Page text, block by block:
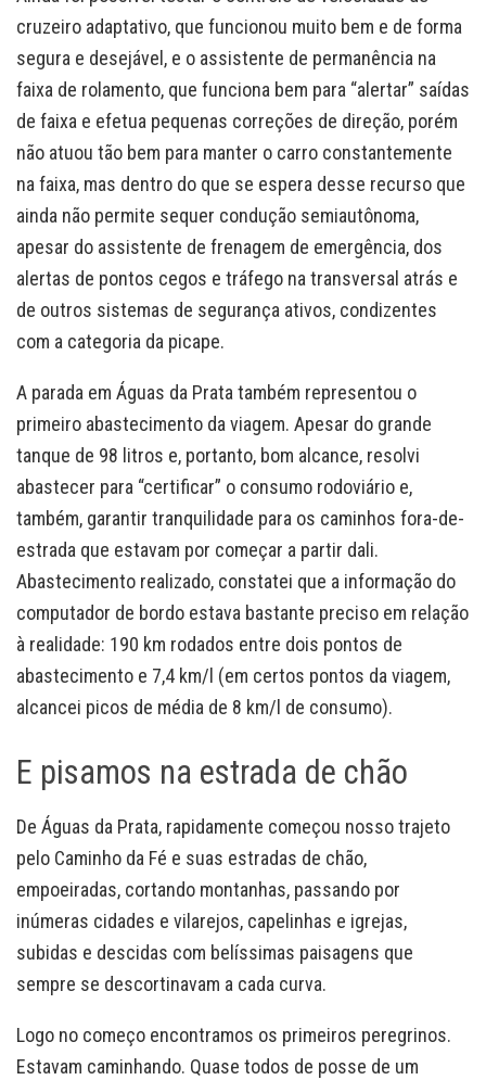
cruzeiro adaptativo, que funcionou muito bem e de forma
segura e desejável, e o assistente de permanência na
faixa de rolamento, que funciona bem para “alertar” saídas
de faixa e efetua pequenas correções de direção, porém
não atuou tão bem para manter o carro constantemente
na faixa, mas dentro do que se espera desse recurso que
ainda não permite sequer condução semiautônoma,
apesar do assistente de frenagem de emergência, dos
alertas de pontos cegos e tráfego na transversal atrás e
de outros sistemas de segurança ativos, condizentes
com a categoria da picape.
A parada em Águas da Prata também representou o
primeiro abastecimento da viagem. Apesar do grande
tanque de 98 litros e, portanto, bom alcance, resolvi
abastecer para “certificar” o consumo rodoviário e,
também, garantir tranquilidade para os caminhos fora-de-
estrada que estavam por começar a partir dali.
Abastecimento realizado, constatei que a informação do
computador de bordo estava bastante preciso em relação
à realidade: 190 km rodados entre dois pontos de
abastecimento e 7,4 km/l (em certos pontos da viagem,
alcancei picos de média de 8 km/l de consumo).
E pisamos na estrada de chão
De Águas da Prata, rapidamente começou nosso trajeto
pelo Caminho da Fé e suas estradas de chão,
empoeiradas, cortando montanhas, passando por
inúmeras cidades e vilarejos, capelinhas e igrejas,
subidas e descidas com belíssimas paisagens que
sempre se descortinavam a cada curva.
Logo no começo encontramos os primeiros peregrinos.
Estavam caminhando. Quase todos de posse de um